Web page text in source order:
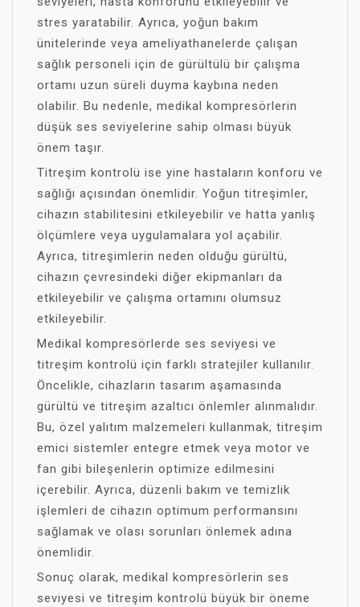
stres yaratabilir. Ayrıca, yoğun bakım
ünitelerinde veya ameliyathanelerde çalışan
sağlık personeli için de gürültülü bir çalışma
ortamı uzun süreli duyma kaybına neden
olabilir. Bu nedenle, medikal kompresörlerin
düşük ses seviyelerine sahip olması büyük
önem taşır.
Titreşim kontrolü ise yine hastaların konforu ve
sağlığı açısından önemlidir. Yoğun titreşimler,
cihazın stabilitesini etkileyebilir ve hatta yanlış
ölçümlere veya uygulamalara yol açabilir.
Ayrıca, titreşimlerin neden olduğu gürültü,
cihazın çevresindeki diğer ekipmanları da
etkileyebilir ve çalışma ortamını olumsuz
etkileyebilir.
Medikal kompresörlerde ses seviyesi ve
titreşim kontrolü için farklı stratejiler kullanılır.
Öncelikle, cihazların tasarım aşamasında
gürültü ve titreşim azaltıcı önlemler alınmalıdır.
Bu, özel yalıtım malzemeleri kullanmak, titreşim
emici sistemler entegre etmek veya motor ve
fan gibi bileşenlerin optimize edilmesini
içerebilir. Ayrıca, düzenli bakım ve temizlik
işlemleri de cihazın optimum performansını
sağlamak ve olası sorunları önlemek adına
önemlidir.
Sonuç olarak, medikal kompresörlerin ses
seviyesi ve titreşim kontrolü büyük bir öneme